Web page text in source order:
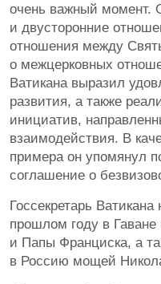
очень важный момент.
и двусторонние
отношения между
о межцерковных
Ватикана выразил
развития, а также
инициатив,
взаимодействия. В
примера он упомянул
соглашение о
Госсекретарь
прошлом году в
и Папы Франциска, а
в Россию мощей